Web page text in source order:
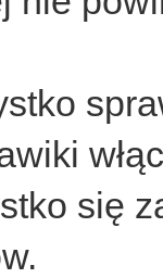
się